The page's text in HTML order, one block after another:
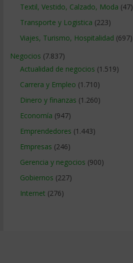
Textil, Vestido, Calzado, Moda (47)
Transporte y Logistica (223)
Viajes, Turismo, Hospitalidad (697)
Negocios (7.837)
Actualidad de negocios (1.519)
Carrera y Empleo (1.710)
Dinero y finanzas (1.260)
Economía (947)
Emprendedores (1.443)
Empresas (246)
Gerencia y negocios (900)
Gobiernos (227)
Internet (276)